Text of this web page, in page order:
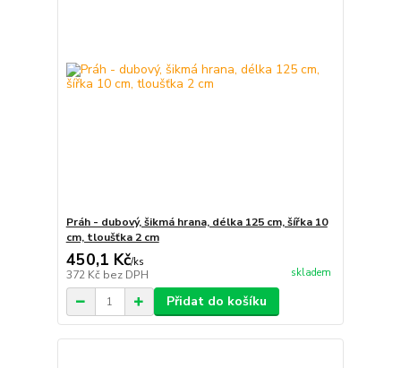
Práh - dubový, šikmá hrana, délka 125 cm, šířka 10
cm, tloušťka 2 cm
450,1 Kč/ks
372 Kč bez DPH skladem
Přidat do košíku